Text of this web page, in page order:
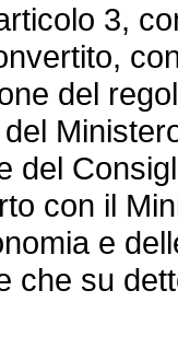
3,
del
del
con il
e
che su